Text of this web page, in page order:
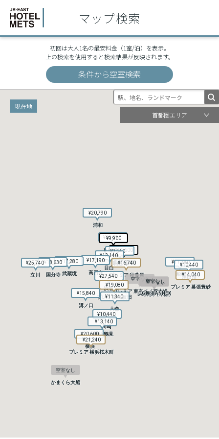
マップ検索
初回は大人1名の最安料金（1室/泊）を表示。
上の検索を使用すると検索結果が反映されます。
条件から空室検索
¥27,540
渋谷
¥13,140
目白
¥9,540
駒込¥16,740
プレミア 秋葉原
¥19,080
プレミア 五反田
¥17,190
高円寺
¥17,280
武蔵境
¥18,630
国分寺
¥25,740
立川
空室なし
プレミア 東京ベイ新木場
¥13,590
赤羽
¥11,340
大森
¥10,440
川崎
¥13,140
横浜鶴見
¥20,600
横浜
¥21,240
プレミア 横浜桜木町
¥15,840
溝ノ口
空室なし
かまくら大船
¥20,790
浦和
¥11,340
船橋
¥10,440
津田沼
¥14,040
プレミア 幕張豊砂
¥9,900
B4T 赤羽¥11,600
B4T 田端
空室なし
DG舞浜（本館）
空室なし
DG舞浜ANNEX
¥27,540
渋谷
¥13,140
目白
¥9,540
駒込¥16,740
プレミア 秋葉原
¥19,080
プレミア 五反田
¥17,190
高円寺
¥17,280
武蔵境
¥18,630
国分寺
¥25,740
立川
空室なし
プレミア 東京ベイ新木場
¥13,590
赤羽
¥11,340
大森
¥10,440
川崎
¥13,140
横浜鶴見
¥20,600
横浜
¥21,240
プレミア 横浜桜木町
¥15,840
溝ノ口
空室なし
かまくら大船
¥20,790
浦和
¥11,340
船橋
¥10,440
津田沼
¥14,040
プレミア 幕張豊砂
¥9,900
B4T 赤羽¥11,600
B4T 田端
空室なし
DG舞浜（本館）
空室なし
DG舞浜ANNEX
首都圏エリア
現在地